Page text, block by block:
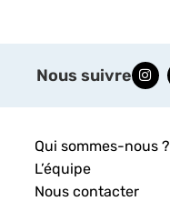
Nous suivre
Qui sommes-nous ?
L’équipe
Nous contacter